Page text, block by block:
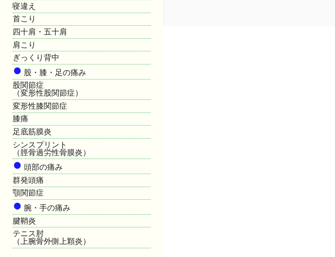
寝違え
首こり
四十肩・五十肩
肩こり
ぎっくり背中
● 股・膝・足の痛み
股関節症
（変形性股関節症）
変形性膝関節症
膝痛
足底筋膜炎
シンスプリント
（脛骨過労性骨膜炎）
● 頭部の痛み
群発頭痛
顎関節症
● 腕・手の痛み
腱鞘炎
テニス肘
（上腕骨外側上顆炎）